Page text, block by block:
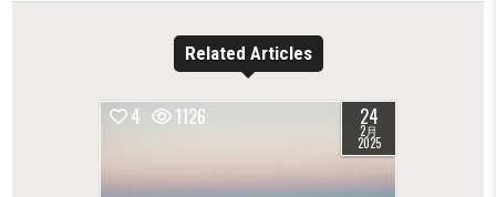
ゲ
Related Articles
4 1126 24
2月
2025